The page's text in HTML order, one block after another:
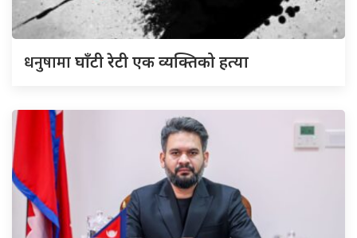
धनुषामाघाँटी रेटी एक व्यक्तिको हत्या